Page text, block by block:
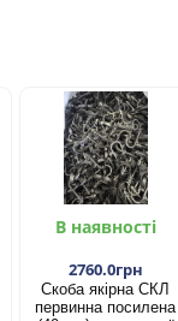
В наявності
2760.0грн
Скоба якірна СКЛ
первинна посилена